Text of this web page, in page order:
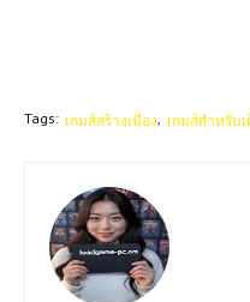
Tags: เกมส์สร้างเมือง เกมส์สำหรับ